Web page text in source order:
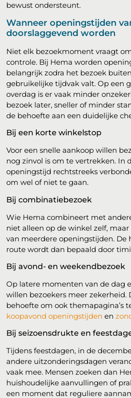
bewust ondersteunt.
Wanneer openingstijden
doorslaggevend worden
Niet elk bezoekmoment vraagt
controle. Bij Hema worden
belangrijk zodra het bezoek
gebruikelijke tijdvak valt. Op een
overdag is er vaak minder
bezoek later, sneller of minder
de behoefte aan een duidelijke
Bij een korte winkelstop
Voor een snelle aankoop willen
nog zinvol is om te vertrekken. In
openingstijd rechtstreeks
om wel of niet te gaan.
Bij combinatiebezoek
Wie Hema combineert met
niet alleen op de winkel zelf,
van meerdere openingstijden. De
route wordt dan bepaald door
Bij avond- en weekendbezoek
Op latere momenten van de dag
willen bezoekers meer zekerheid.
behoefte om ook themapagina’s
koopavond openingstijden en
Bij seizoensdrukte en
Tijdens feestdagen, in de
andere uitzonderingsdagen
vaak mee. Mensen zoeken dan
huishoudelijke aanvullingen of
een moment dat reguliere